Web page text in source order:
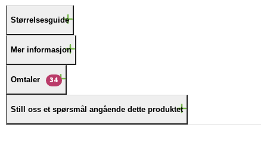
Størrelsesguide
Mer informasjon
Omtaler 34
Still oss et spørsmål angående dette produktet